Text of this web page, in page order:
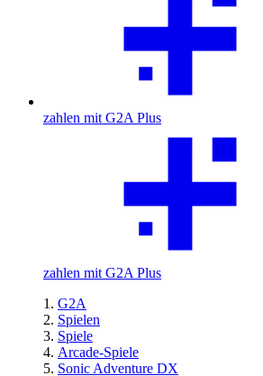
zahlen mit G2A Plus
zahlen mit G2A Plus
G2A
Spielen
Spiele
Arcade-Spiele
Sonic Adventure DX